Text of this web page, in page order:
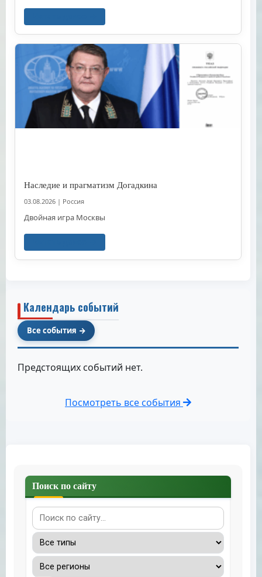
Наследие и прагматизм Догадкина
03.08.2026 | Россия
Двойная игра Москвы
Календарь событий
Все события
Предстоящих событий нет.
Посмотреть все события
Поиск по сайту